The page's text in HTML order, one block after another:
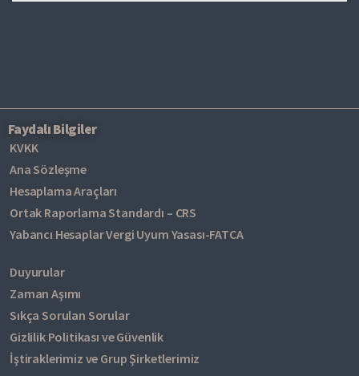
Faydalı Bilgiler
KVKK
Ana Sözleşme
Hesaplama Araçları
Ortak Raporlama Standardı – CRS
Yabancı Hesaplar Vergi Uyum Yasası-FATCA
Duyurular
Zaman Aşımı
Sıkça Sorulan Sorular
Gizlilik Politikası ve Güvenlik
İştiraklerimiz ve Grup Şirketlerimiz